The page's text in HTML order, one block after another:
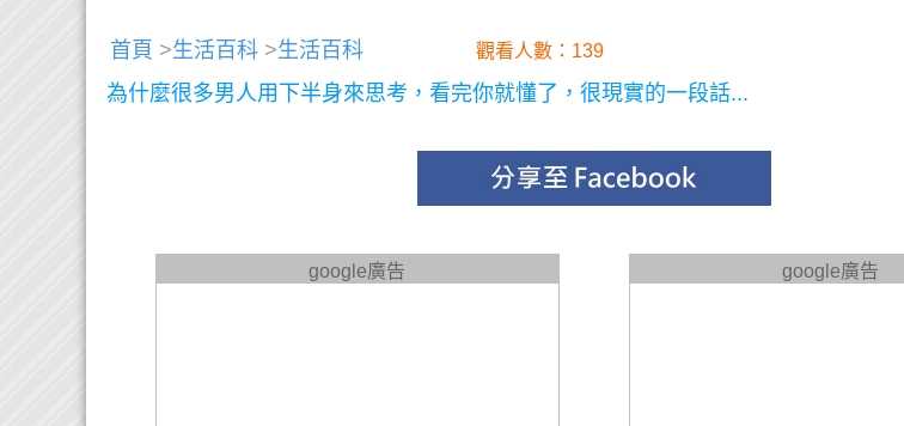
首頁 >生活百科 >生活百科 觀看人數：139
為什麼很多男人用下半身來思考，看完你就懂了，很現實的一段話...
google廣告 google廣告